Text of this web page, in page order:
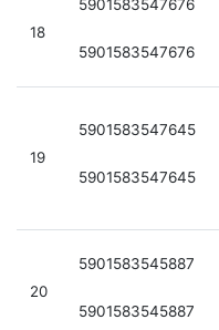
18
5901583547676
5901583547676
19
5901583547645
5901583547645
20
5901583545887
5901583545887